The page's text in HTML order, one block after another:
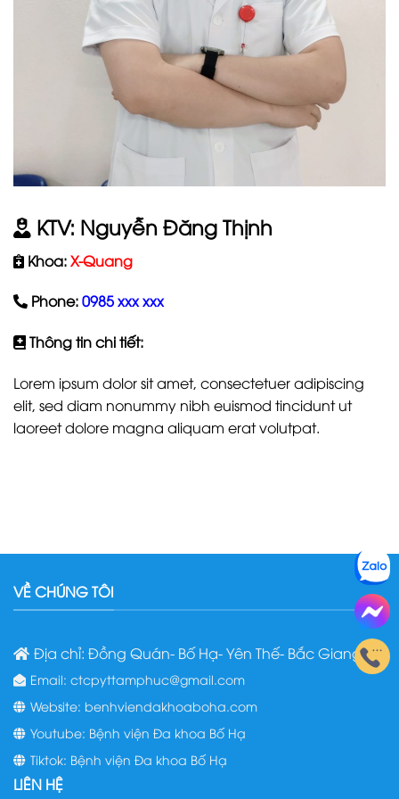
KTV: Nguyễn Đăng Thịnh
Khoa:X-Quang
Phone:0985 xxx xxx
Thông tin chi tiết:
Lorem ipsum dolor sit amet, consectetuer adipiscing
elit, sed diam nonummy nibh euismod tincidunt ut
laoreet dolore magna aliquam erat volutpat.
VỀ CHÚNG TÔI
Địa chỉ: Đồng Quán- Bố Hạ- Yên Thế- Bắc Giang
Email: ctcpyttamphuc@gmail.com
Website: benhviendakhoaboha.com
Youtube: Bệnh viện Đa khoa Bố Hạ
Tiktok: Bệnh viện Đa khoa Bố Hạ
LIÊN HỆ